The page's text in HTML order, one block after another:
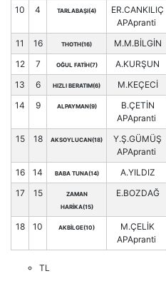
10 4 TARLABAŞI(4)
ER.CANKILIÇ
APApranti
11 16 THOTH(16) M.M.BİLGİN
12 7 OĞUL FATİH(7) A.KURŞUN
13 6 HIZLI BERATIM(6) M.KEÇECİ
14 9 ALPAYMAN(9)
B.ÇETİN
APApranti
15 18 AKSOYLUCAN(18)
Y.Ş.GÜMÜŞ
APApranti
16 14 BABA TUNA(14) A.YILDIZ
17 15
ZAMAN
HARİKA(15)
E.BOZDAĞ
18 10 AKBİLGE(10)
M.ÇELİK
APApranti
TL